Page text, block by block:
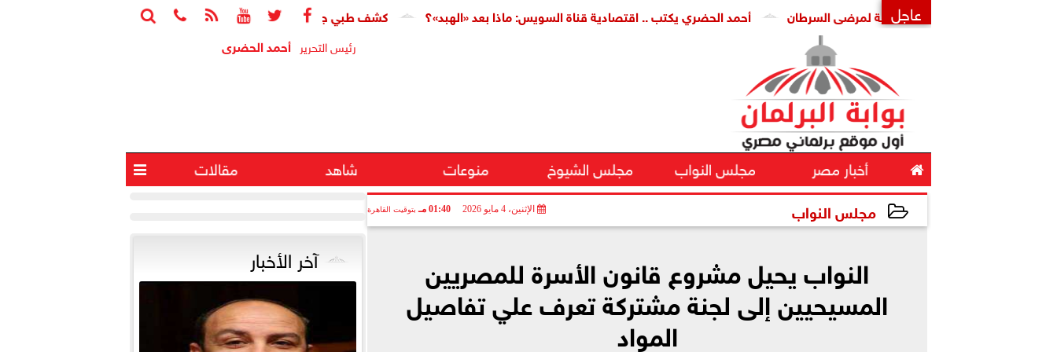





 عاجل كشف طبي جديد يمهد الطريق لرصد الزهايمر قبل ظهور أعراضه أحمد الحضري يكتب .. اقتصادية قناة السويس: ماذا بعد «الهبد»؟ انتشار العلاجات الوهمية لمرضى السرطان
رئيس التحرير أحمد الحضرى
 أخبار مصر مجلس النواب مجلس الشيوخ منوعات شاهد مقالات 
مجلس النواب الإثنين، 4 مايو 2026 01:40 مـ بتوقيت القاهرة
النواب يحيل مشروع قانون الأسرة للمصريين
المسيحيين إلى لجنة مشتركة تعرف علي تفاصيل
المواد
آخر الأخبار